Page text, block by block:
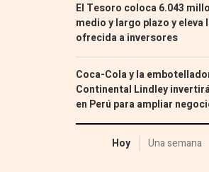
El Tesoro coloca 6.043
medio y largo plazo y eleva
ofrecida a inversores
Coca-Cola y la
Continental Lindley
en Perú para ampliar
Hoy Una semana